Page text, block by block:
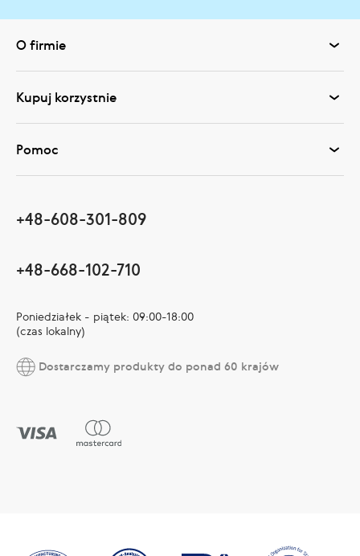
O firmie
Kupuj korzystnie
Pomoc
+48-608-301-809
+48-668-102-710
Poniedziałek - piątek: 09:00-18:00
(czas lokalny)
Dostarczamy produkty do ponad 60 krajów